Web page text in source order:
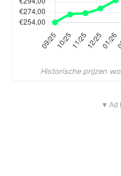
Historische prijzen
▼ Ad